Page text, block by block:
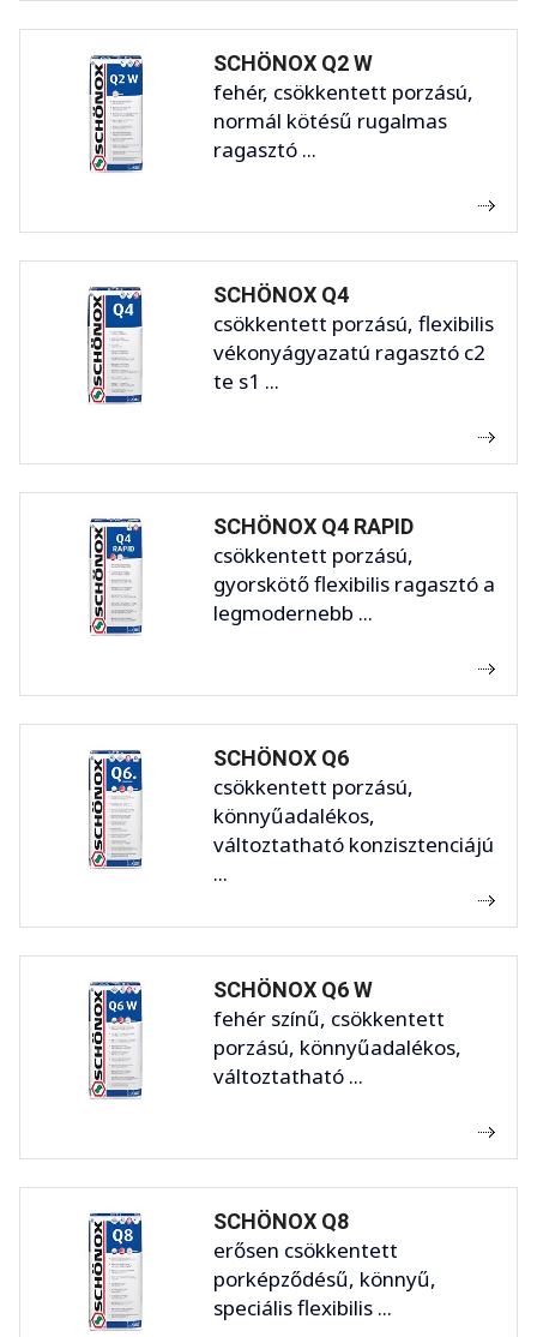
SCHÖNOX Q2 W
fehér, csökkentett porzású,
normál kötésű rugalmas
ragasztó ...
SCHÖNOX Q4
csökkentett porzású, flexibilis
vékonyágyazatú ragasztó c2
te s1 ...
SCHÖNOX Q4 RAPID
csökkentett porzású,
gyorskötő flexibilis ragasztó a
legmodernebb ...
SCHÖNOX Q6
csökkentett porzású,
könnyűadalékos,
változtatható konzisztenciájú
...
SCHÖNOX Q6 W
fehér színű, csökkentett
porzású, könnyűadalékos,
változtatható ...
SCHÖNOX Q8
erősen csökkentett
porképződésű, könnyű,
speciális flexibilis ...